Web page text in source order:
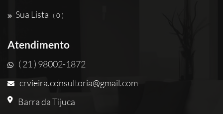
Sua Lista ( 0 )
Atendimento
( 21 ) 98002-1872
crvieira.consultoria@gmail.com
Barra da Tijuca